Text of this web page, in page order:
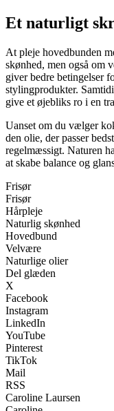
Et naturligt
At pleje hovedbunden
skønhed, men også om
giver bedre betingelser
stylingprodukter.
give et øjebliks ro i en
Uanset om du vælger
den olie, der passer
regelmæssigt. Naturen
at skabe balance og
Frisør
Frisør
Hårpleje
Naturlig skønhed
Hovedbund
Velvære
Naturlige olier
Del glæden
X
Facebook
Instagram
LinkedIn
YouTube
Pinterest
TikTok
Mail
RSS
Caroline Laursen